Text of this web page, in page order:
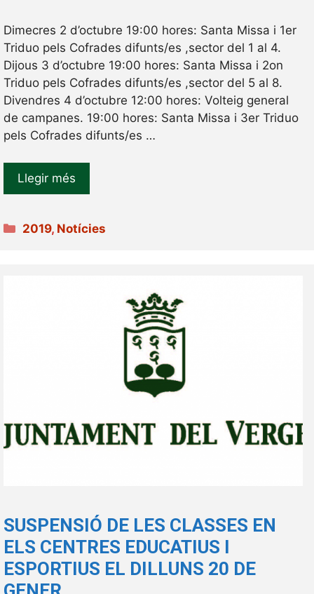
Dimecres 2 d’octubre 19:00 hores: Santa Missa i 1er
Triduo pels Cofrades difunts/es ,sector del 1 al 4.
Dijous 3 d’octubre 19:00 hores: Santa Missa i 2on
Triduo pels Cofrades difunts/es ,sector del 5 al 8.
Divendres 4 d’octubre 12:00 hores: Volteig general
de campanes. 19:00 hores: Santa Missa i 3er Triduo
pels Cofrades difunts/es …
Llegir més
Categories
2019, Notícies
SUSPENSIÓ DE LES CLASSES EN
ELS CENTRES EDUCATIUS I
ESPORTIUS EL DILLUNS 20 DE